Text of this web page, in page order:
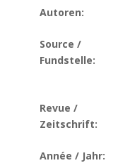
Autoren:
Source /
Fundstelle:
Revue /
Zeitschrift:
Année / Jahr: